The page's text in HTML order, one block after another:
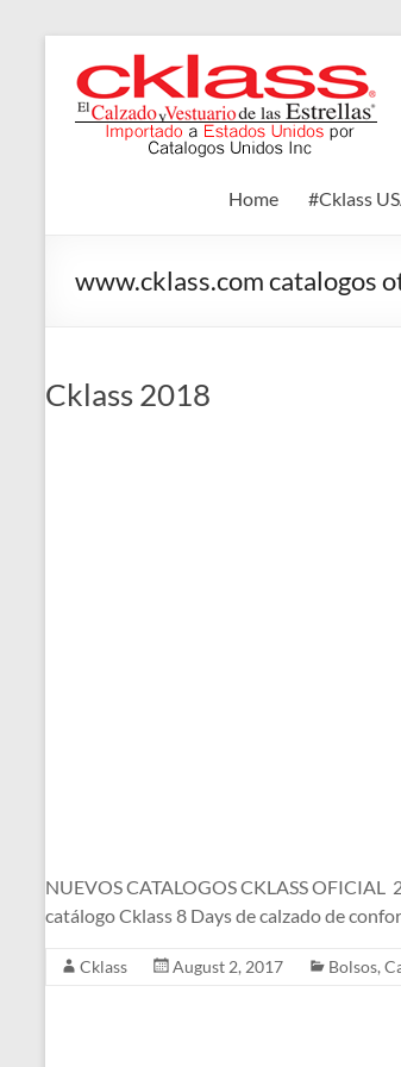
content
Cklass
El
las
Home #Cklass
www.cklass.com catalogos
Cklass 2018
NUEVOS CATALOGOS CKLASS OFICIAL
catálogo Cklass 8 Days de calzado de
Cklass August 2, 2017 Bolsos,